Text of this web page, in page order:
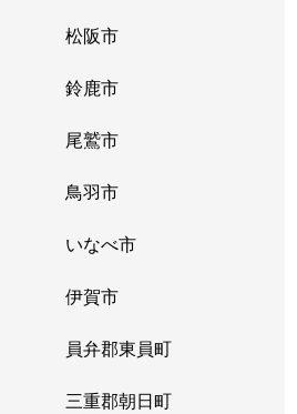
松阪市
鈴鹿市
尾鷲市
鳥羽市
いなべ市
伊賀市
員弁郡東員町
三重郡朝日町